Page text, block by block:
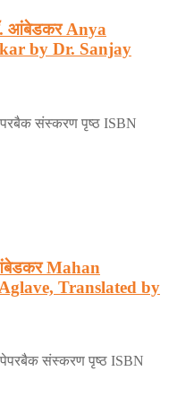
आंबेडकर Anya
by Dr. Sanjay
संस्करण पृष्ठ ISBN
आंबेडकर Mahan
Translated by
पेपरबैक संस्करण पृष्ठ ISBN